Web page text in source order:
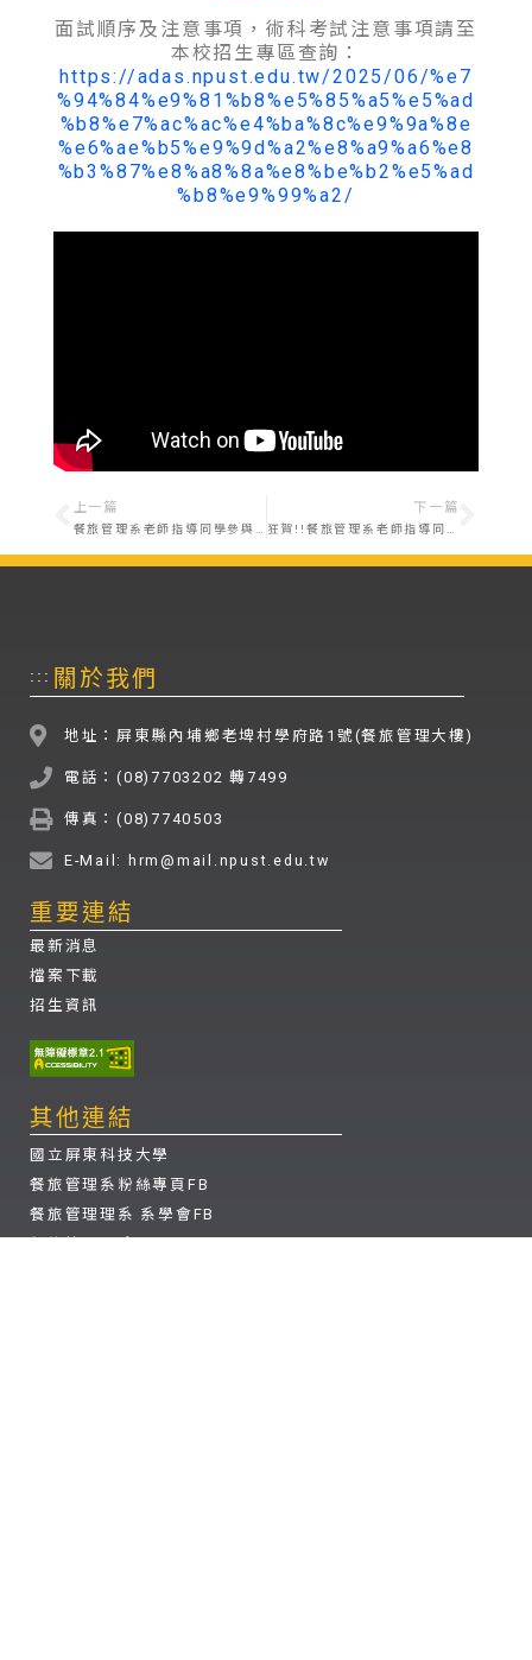
面試順序及注意事項，術科考試注意事項請至
本校招生專區查詢：
https://adas.npust.edu.tw/2025/06/%e7
%94%84%e9%81%b8%e5%85%a5%e5%ad
%b8%e7%ac%ac%e4%ba%8c%e9%9a%8e
%e6%ae%b5%e9%9d%a2%e8%a9%a6%e8
%b3%87%e8%a8%8a%e8%be%b2%e5%ad
%b8%e9%99%a2/
上一篇
餐旅管理系老師指導同學參與第55屆全國技能競賽南區分區技能競賽榮獲佳績
下一篇
狂賀!!餐旅管理系老師指導同學參與第55屆全國技能競賽榮獲佳績
::: 關於我們
地址：屏東縣內埔鄉老埤村學府路1號(餐旅管理大樓)
電話：(08)7703202 轉7499
傳真：(08)7740503
E-Mail: hrm@mail.npust.edu.tw
重要連結
最新消息
檔案下載
招生資訊
其他連結
國立屏東科技大學
餐旅管理系粉絲專頁FB
餐旅管理理系 系學會FB